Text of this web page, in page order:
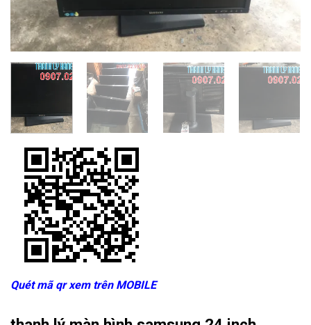
Quét mã qr xem trên MOBILE